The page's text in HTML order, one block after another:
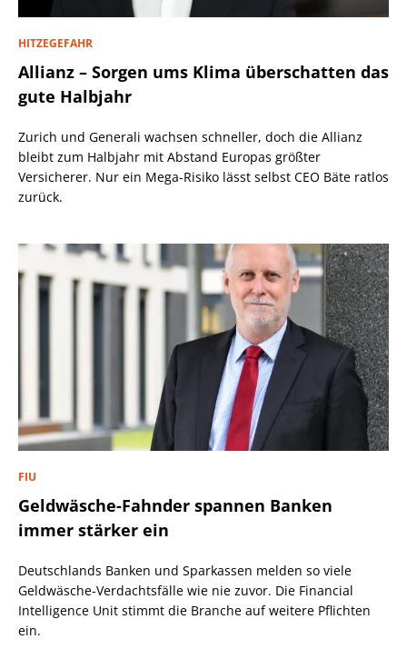
HITZEGEFAHR
Allianz – Sorgen ums Klima überschatten das
gute Halbjahr
Zurich und Generali wachsen schneller, doch die Allianz
bleibt zum Halbjahr mit Abstand Europas größter
Versicherer. Nur ein Mega-Risiko lässt selbst CEO Bäte ratlos
zurück.
FIU
Geldwäsche-Fahnder spannen Banken
immer stärker ein
Deutschlands Banken und Sparkassen melden so viele
Geldwäsche-Verdachtsfälle wie nie zuvor. Die Financial
Intelligence Unit stimmt die Branche auf weitere Pflichten
ein.